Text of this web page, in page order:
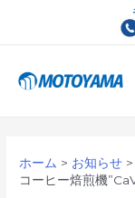
ホーム
お知らせ
コーヒー焙煎機